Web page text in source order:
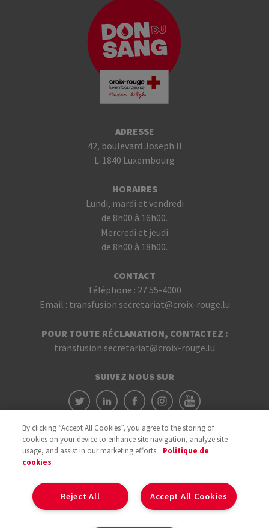
ADRESSE
42, boulevard Joseph II
L-1840 Luxembourg
HORAIRES
Lundi, mardi et vendredi
de 8h00 à 16h00.
Mercredi et jeudi
de 8h00 à 18h00.
CONTACT
Téléphone : 27 55-4000
Email : transfusion.secretariat@croix-rouge.lu
POUR TOUTE RÉCLAMATION, CONTACTEZ :
transfusion.secretariat@croix-rouge.lu
SUIVEZ NOUS SUR
By clicking “Accept All Cookies”, you agree to the storing of
cookies on your device to enhance site navigation, analyze site
usage, and assist in our marketing efforts. Politique de
cookies
Accept All Cookies
Reject All